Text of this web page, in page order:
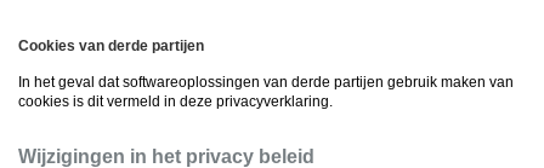
Cookies van derde partijen
In het geval dat softwareoplossingen van derde partijen gebruik maken van
cookies is dit vermeld in deze privacyverklaring.
Wijzigingen in het privacy beleid